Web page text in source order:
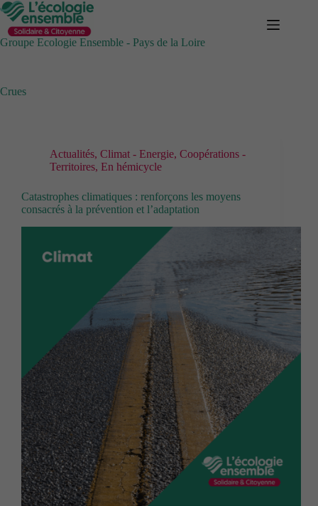
Passer
au
contenu
Groupe Ecologie Ensemble - Pays de la Loire
Crues
Actualités, Climat - Energie, Coopérations -
Territoires, En hémicycle
Catastrophes climatiques : renforçons les moyens
consacrés à la prévention et l’adaptation